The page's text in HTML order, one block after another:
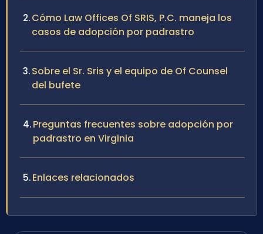
Cómo Law Offices Of SRIS, P.C. maneja los
casos de adopción por padrastro
Sobre el Sr. Sris y el equipo de Of Counsel
del bufete
Preguntas frecuentes sobre adopción por
padrastro en Virginia
Enlaces relacionados